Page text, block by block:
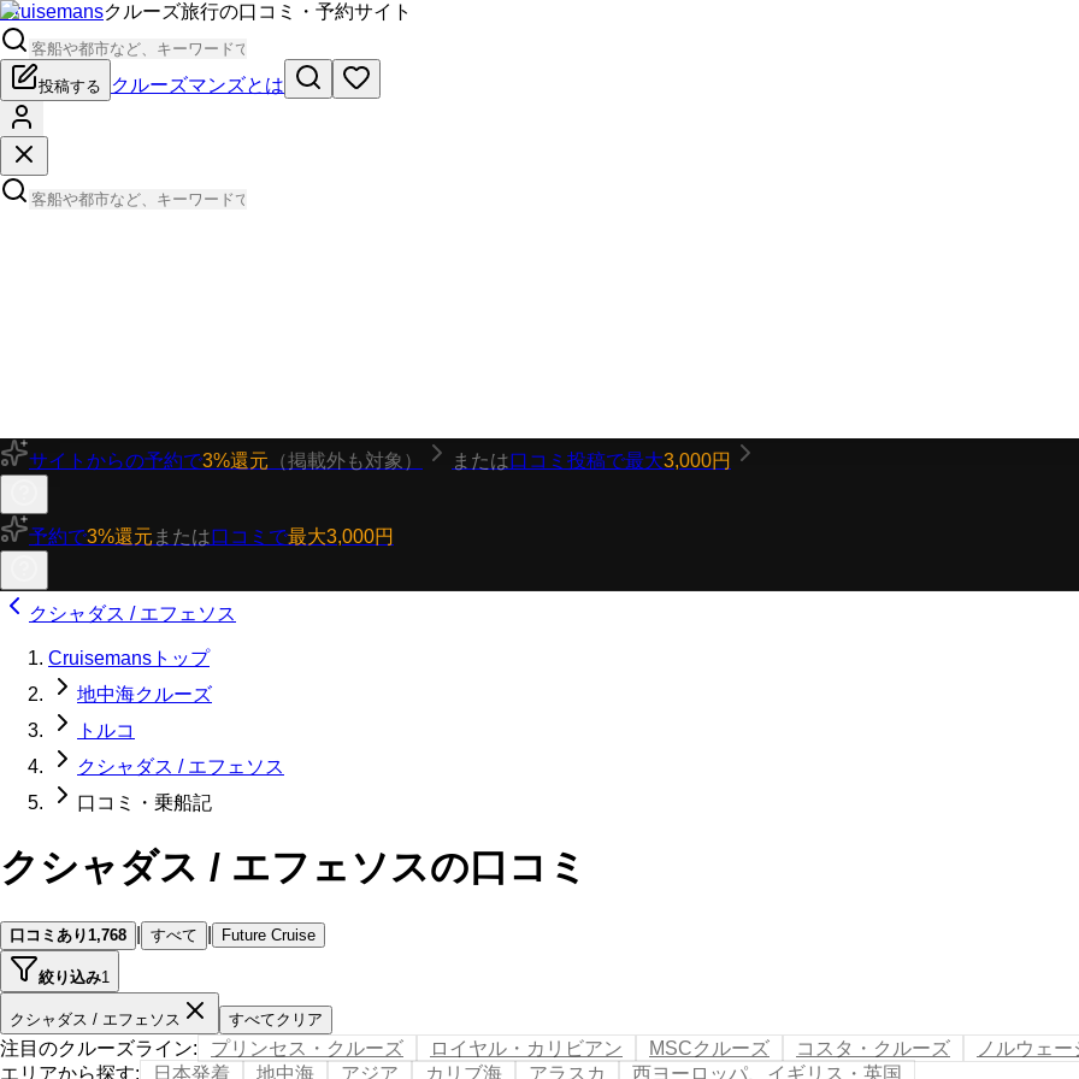
Cruisemansクルーズ旅行の口コミ・予約サイト
投稿する クルーズマンズとは
サイトからの予約で3%還元 （掲載外も対象） または口コミ投稿で最大3,000円
予約で3%還元 または口コミで最大3,000円
クシャダス / エフェソス
Cruisemansトップ
地中海クルーズ
トルコ
クシャダス / エフェソス
口コミ・乗船記
クシャダス / エフェソスの口コミ
口コミあり1,768 すべて Future Cruise
絞り込み1
クシャダス / エフェソス すべてクリア
注目のクルーズライン: プリンセス・クルーズ ロイヤル・カリビアン MSCクルーズ コスタ・クルーズ ノルウェ
エリアから探す: 日本発着 地中海 アジア カリブ海 アラスカ 西ヨーロッパ、イギリス・英国